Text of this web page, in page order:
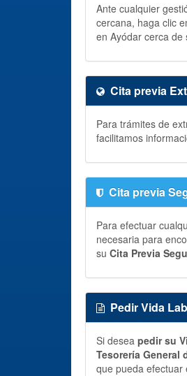
Ante cualquier
cercana, haga clic
en Ayódar cerca de
Cita previa
Para trámites de
facilitamos
Cita previa
Para efectuar
necesaria para
su Cita Previa
Pedir Vida
Si desea pedir su
Tesorería General
que pueda efectuar